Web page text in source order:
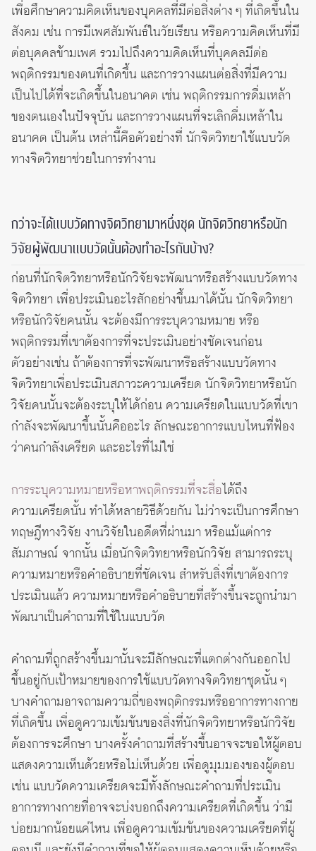
เพื่อศึกษาความคิดเห็นของบุคคลที่มีต่อสิ่งต่าง ๆ ที่เกิดขึ้นใน
สังคม เช่น การมีเพศสัมพันธ์ในวัยเรียน หรือความคิดเห็นที่มี
ต่อบุคคลข้ามเพศ รวมไปถึงความคิดเห็นที่บุคคลมีต่อ
พฤติกรรมของตนที่เกิดขึ้น และการวางแผนต่อสิ่งที่มีความ
เป็นไปได้ที่จะเกิดขึ้นในอนาคต เช่น พฤติกรรมการดื่มเหล้า
ของตนเองในปัจจุบัน และการวางแผนที่จะเลิกดื่มเหล้าใน
อนาคต เป็นต้น เหล่านี้คือตัวอย่างที่ นักจิตวิทยาใช้แบบวัด
ทางจิตวิทยาช่วยในการทำงาน
กว่าจะได้แบบวัดทางจิตวิทยามาหนึ่งชุด นักจิตวิทยาหรือนัก
วิจัยผู้พัฒนาแบบวัดนั้นต้องทำอะไรกันบ้าง?
ก่อนที่นักจิตวิทยาหรือนักวิจัยจะพัฒนาหรือสร้างแบบวัดทาง
จิตวิทยา เพื่อประเมินอะไรสักอย่างขึ้นมาได้นั้น นักจิตวิทยา
หรือนักวิจัยคนนั้น จะต้องมีการระบุความหมาย หรือ
พฤติกรรมที่เขาต้องการที่จะประเมินอย่างชัดเจนก่อน
ตัวอย่างเช่น ถ้าต้องการที่จะพัฒนาหรือสร้างแบบวัดทาง
จิตวิทยาเพื่อประเมินสภาวะความเครียด นักจิตวิทยาหรือนัก
วิจัยคนนั้นจะต้องระบุให้ได้ก่อน ความเครียดในแบบวัดที่เขา
กำลังจะพัฒนาขึ้นนั้นคืออะไร ลักษณะอาการแบบไหนที่ฟ้อง
ว่าคนกำลังเครียด และอะไรที่ไม่ใช่
การระบุความหมายหรือหาพฤติกรรมที่จะสื่อได้ถึง
ความเครียดนั้น ทำได้หลายวิธีด้วยกัน ไม่ว่าจะเป็นการศึกษา
ทฤษฎีทางวิจัย งานวิจัยในอดีตที่ผ่านมา หรือแม้แต่การ
สัมภาษณ์ จากนั้น เมื่อนักจิตวิทยาหรือนักวิจัย สามารถระบุ
ความหมายหรือคำอธิบายที่ชัดเจน สำหรับสิ่งที่เขาต้องการ
ประเมินแล้ว ความหมายหรือคำอธิบายที่สร้างขึ้นจะถูกนำมา
พัฒนาเป็นคำถามที่ใช้ในแบบวัด
คำถามที่ถูกสร้างขึ้นมานั้นจะมีลักษณะที่แตกต่างกันออกไป
ขึ้นอยู่กับเป้าหมายของการใช้แบบวัดทางจิตวิทยาชุดนั้น ๆ
บางคำถามอาจถามความถี่ของพฤติกรรมหรืออาการทางกาย
ที่เกิดขึ้น เพื่อดูความเข้มข้นของสิ่งที่นักจิตวิทยาหรือนักวิจัย
ต้องการจะศึกษา บางครั้งคำถามที่สร้างขึ้นอาจจะขอให้ผู้ตอบ
แสดงความเห็นด้วยหรือไม่เห็นด้วย เพื่อดูมุมมองของผู้ตอบ
เช่น แบบวัดความเครียดจะมีทั้งลักษณะคำถามที่ประเมิน
อาการทางกายที่อาจจะบ่งบอกถึงความเครียดที่เกิดขึ้น ว่ามี
บ่อยมากน้อยแค่ไหน เพื่อดูความเข้มข้นของความเครียดที่ผู้